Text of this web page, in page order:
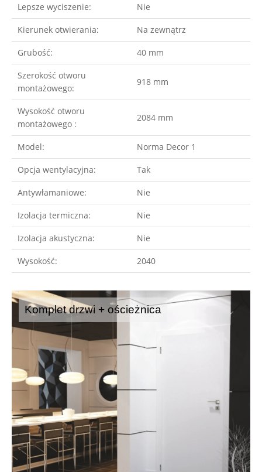
Lepsze wyciszenie: Nie
Kierunek otwierania: Na zewnątrz
Grubość: 40 mm
Szerokość otworu
montażowego:
918 mm
Wysokość otworu
montażowego :
2084 mm
Model: Norma Decor 1
Opcja wentylacyjna: Tak
Antywłamaniowe: Nie
Izolacja termiczna: Nie
Izolacja akustyczna: Nie
Wysokość: 2040
Komplet drzwi + ościeżnica